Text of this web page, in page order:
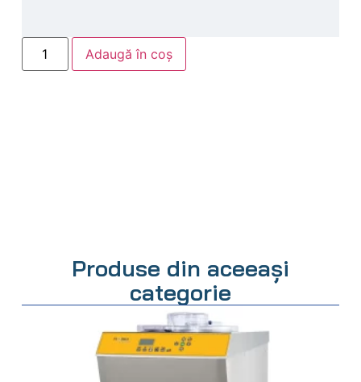
Adaugă în coș
Produse din aceeași
categorie